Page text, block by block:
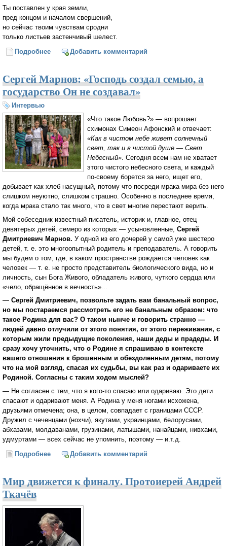
Ты поставлен у края земли,
пред концом и началом свершений,
но сейчас твоим чувствам сродни
только листьев застенчивый шелест.
Подробнее о Осенний причал
Добавить комментарий
Сергей Марнов: «Господь создал семью, а
государство Он не создавал»
Интервью
«Что такое Любовь?» — вопрошает
схимонах Симеон Афонский и отвечает:
«Как в чистом небе живет солнечный
свет, так и в чистой душе — Свет
Небесный» . Сегодня всем нам не хватает
этого чистого небесного света, и каждый
по-своему борется за него, ищет его,
добывает как хлеб насущный, потому что посреди мрака мира без него
слишком неуютно, слишком страшно. Особенно в последнее время,
когда мрака стало так много, что в свет многие перестают верить.
Мой собеседник известный писатель, историк и, главное, отец
девятерых детей, семеро из которых — усыновленные, Сергей
Дмитриевич Марнов. У одной из его дочерей у самой уже шестеро
детей, т. е. это многоопытный родитель и преподаватель. А говорить
мы будем о том, где, в каком пространстве рождается человек как
человек — т. е. не просто представитель биологического вида, но и
личность, сын Бога Живого, обладатель живого, чуткого сердца или
«чело, обращённое в вечность»...
— Сергей Дмитриевич, позвольте задать вам банальный вопрос,
но мы постараемся рассмотреть его не банальным образом: что
такое Родина для вас? О таком нынче и говорить странно —
людей давно отлучили от этого понятия, от этого переживания, с
которым жили предыдущие поколения, наши деды и прадеды. И
сразу хочу уточнить, что о Родине я спрашиваю в контексте
вашего отношения к брошенным и обездоленным детям, потому
что на мой взгляд, спасая их судьбы, вы как раз и одариваете их
Родиной. Согласны с таким ходом мыслей?
— Не согласен с тем, что я кого-то спасаю или одариваю. Это дети
спасают и одаривают меня. А Родина у меня ногами исхожена,
друзьями отмечена; она, в целом, совпадает с границами СССР.
Дружил с чеченцами (нохчи), якутами, украинцами, белорусами,
абхазами, молдаванами, грузинами, латышами, нанайцами, нивхами,
удмуртами — всех сейчас не упомнить, поэтому — и.т.д.
Подробнее о Сергей Марнов: «Господь создал семью, а
Добавить комментарий
Мир движется к финалу. Протоиерей Андрей
Ткачёв